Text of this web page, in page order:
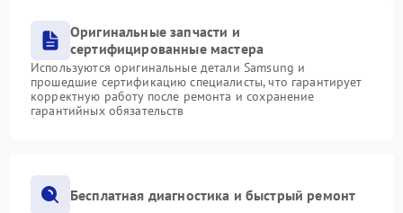
Оригинальные запчасти и
сертифицированные мастера
Используются оригинальные детали Samsung и
прошедшие сертификацию специалисты, что гарантирует
корректную работу после ремонта и сохранение
гарантийных обязательств
Бесплатная диагностика и быстрый ремонт